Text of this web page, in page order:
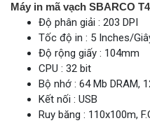
Máy in mã vạch SBARCO
Độ phân giải : 203 DPI
Tốc độ in : 5 Inches/
Độ rộng giấy : 104mm
CPU : 32 bit
Bộ nhớ : 64 Mb DRAM,
Kết nối : USB
Ruy băng : 110x100m,